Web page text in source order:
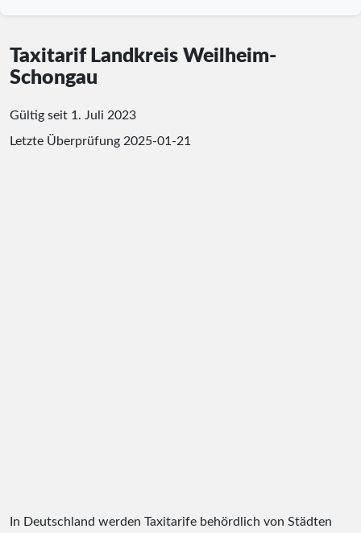
Taxitarif Landkreis Weilheim-
Schongau
Gültig seit 1. Juli 2023
Letzte Überprüfung 2025-01-21
In Deutschland werden Taxitarife behördlich von Städten